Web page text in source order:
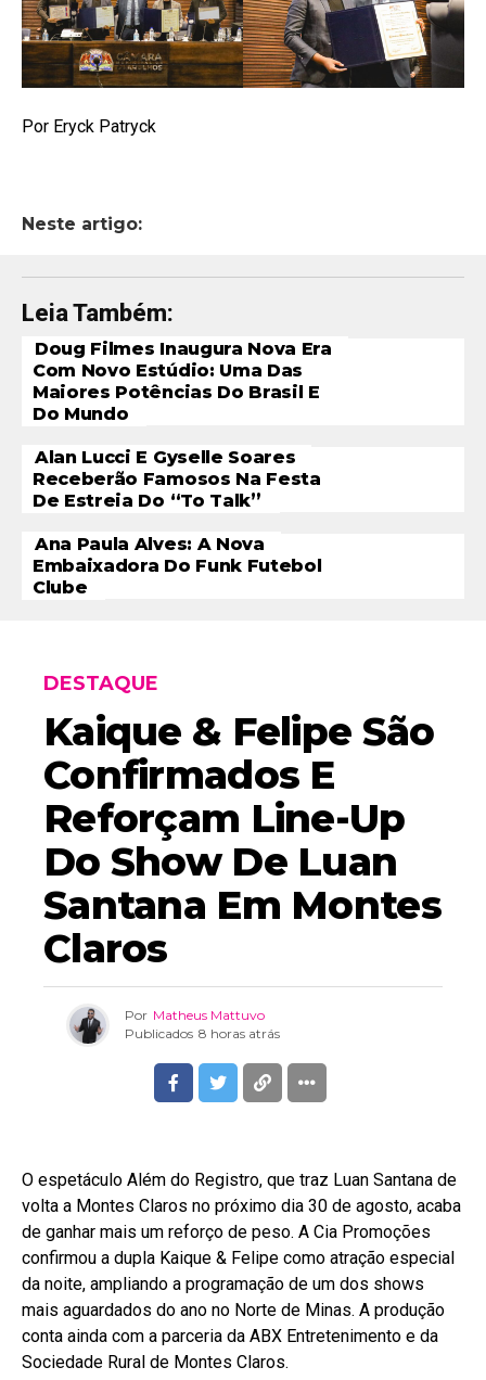
Por Eryck Patryck
Neste artigo:
Leia Também:
Doug Filmes Inaugura Nova Era
Com Novo Estúdio: Uma Das
Maiores Potências Do Brasil E
Do Mundo
Alan Lucci E Gyselle Soares
Receberão Famosos Na Festa
De Estreia Do “To Talk”
Ana Paula Alves: A Nova
Embaixadora Do Funk Futebol
Clube
DESTAQUE
Kaique & Felipe São
Confirmados E
Reforçam Line-Up
Do Show De Luan
Santana Em Montes
Claros
Por Matheus Mattuvo
Publicados 8 horas atrás
O espetáculo Além do Registro, que traz Luan Santana de
volta a Montes Claros no próximo dia 30 de agosto, acaba
de ganhar mais um reforço de peso. A Cia Promoções
confirmou a dupla Kaique & Felipe como atração especial
da noite, ampliando a programação de um dos shows
mais aguardados do ano no Norte de Minas. A produção
conta ainda com a parceria da ABX Entretenimento e da
Sociedade Rural de Montes Claros.